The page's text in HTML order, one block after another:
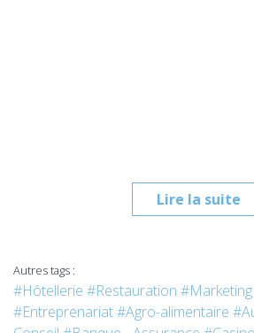
Lire la suite
Autres tags :
#Hôtellerie #Restauration
#Entreprenariat#Agro-alimentaire